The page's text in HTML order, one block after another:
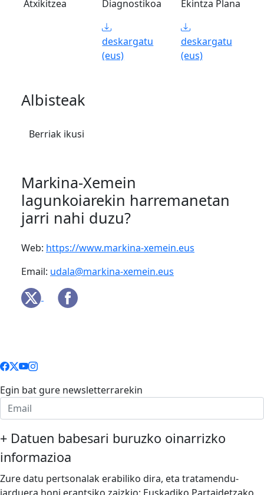
Atxikitzea Diagnostikoa
deskargatu
(eus)
Ekintza Plana
deskargatu
(eus)
Albisteak
Berriak ikusi
Markina-Xemein
lagunkoiarekin harremanetan
jarri nahi duzu?
Web: https://www.markina-xemein.eus
Email: udala@markina-xemein.eus
Egin bat gure newsletterrarekin
+ Datuen babesari buruzko oinarrizko
informazioa
Zure datu pertsonalak erabiliko dira, eta tratamendu-